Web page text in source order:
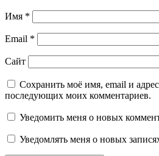
Имя *
Email *
Сайт
Сохранить моё имя, email и
последующих моих комментариев.
Уведомить меня о новых
Уведомлять меня о новых